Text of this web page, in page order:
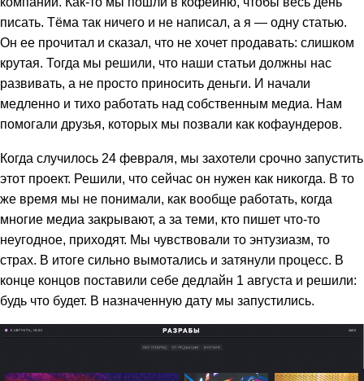
писать. Тёма так ничего и не написал, а я — одну статью.
Он ее прочитал и сказал, что не хочет продавать: слишком
крутая. Тогда мы решили, что наши статьи должны нас
развивать, а не просто приносить деньги. И начали
медленно и тихо работать над собственным медиа. Нам
помогали друзья, которых мы позвали как кофаундеров.
Когда случилось 24 февраля, мы захотели срочно запустить
этот проект. Решили, что сейчас он нужен как никогда. В то
же время мы не понимали, как вообще работать, когда
многие медиа закрывают, а за теми, кто пишет что-то
неугодное, приходят. Мы чувствовали то энтузиазм, то
страх. В итоге сильно вымотались и затянули процесс. В
конце концов поставили себе дедлайн 1 августа и решили:
будь что будет. В назначенную дату мы запустились.